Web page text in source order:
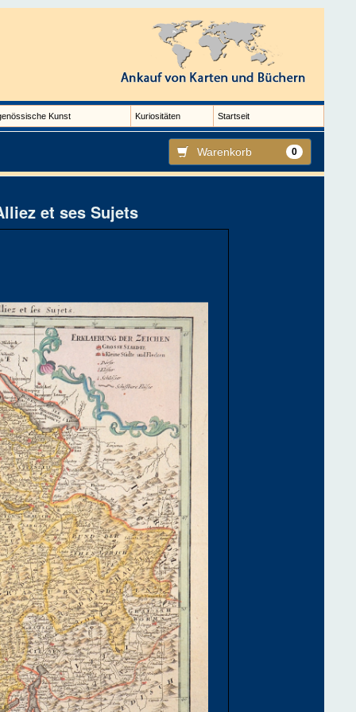
Kunst Kuriositäten Startseit
Warenkorb 0
et ses Sujets